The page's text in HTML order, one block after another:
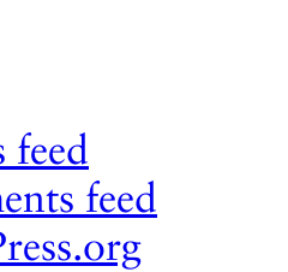
feed
feed